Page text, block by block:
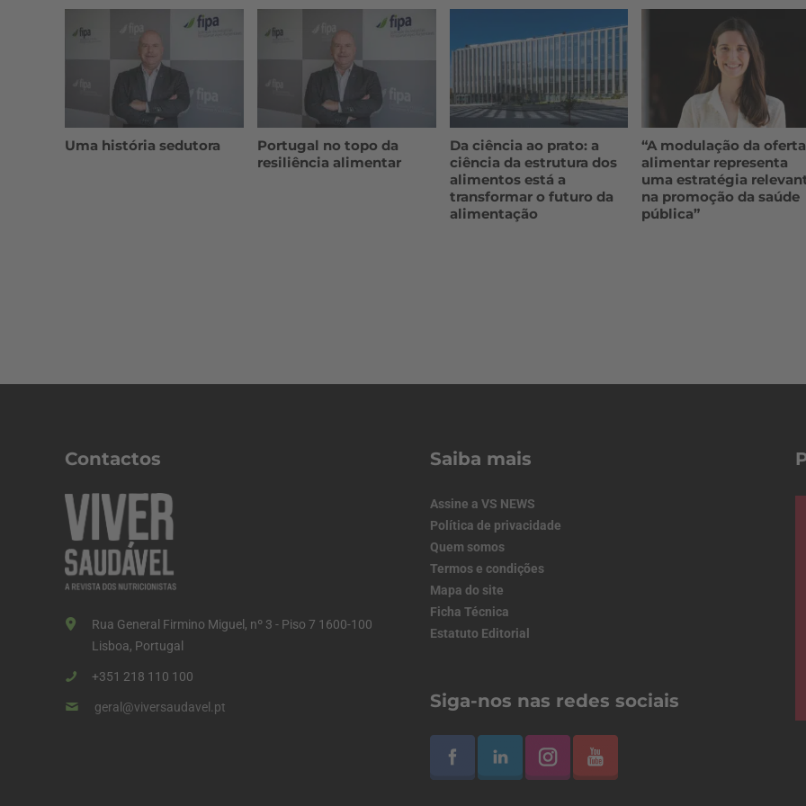
Uma história sedutora
Portugal no topo da
resiliência alimentar
Da ciência ao prato: a
ciência da estrutura dos
alimentos está a
transformar o futuro da
alimentação
“A modulação da oferta
alimentar representa
uma estratégia
na promoção da saúde
pública”
Contactos
Rua General Firmino Miguel, nº 3 - Piso 7 1600-100
Lisboa, Portugal
+351 218 110 100
geral@viversaudavel.pt
Saiba mais
Assine a VS NEWS
Política de privacidade
Quem somos
Termos e condições
Mapa do site
Ficha Técnica
Estatuto Editorial
Siga-nos nas redes sociais